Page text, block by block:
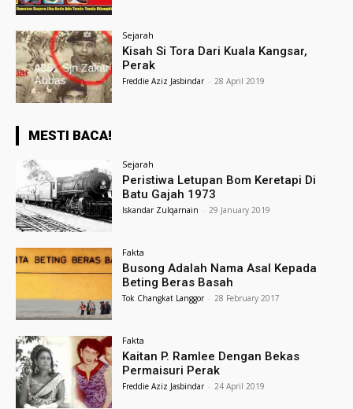
Sejarah
Kisah Si Tora Dari Kuala Kangsar,
Perak
Freddie Aziz Jasbindar - 28 April 2019
MESTI BACA!
Sejarah
Peristiwa Letupan Bom Keretapi Di
Batu Gajah 1973
Iskandar Zulqarnain - 29 January 2019
Fakta
Busong Adalah Nama Asal Kepada
Beting Beras Basah
Tok Changkat Langgor - 28 February 2017
Fakta
Kaitan P. Ramlee Dengan Bekas
Permaisuri Perak
Freddie Aziz Jasbindar - 24 April 2019